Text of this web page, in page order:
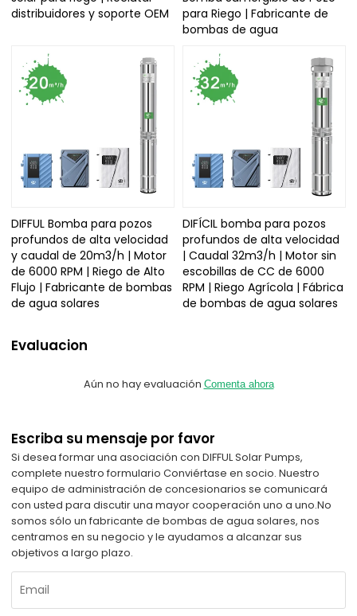
distribuidores y soporte OEM
para Riego | Fabricante de
bombas de agua
DIFFUL Bomba para pozos
profundos de alta velocidad
y caudal de 20m3/h | Motor
de 6000 RPM | Riego de Alto
Flujo | Fabricante de bombas
de agua solares
DIFÍCIL bomba para pozos
profundos de alta velocidad
| Caudal 32m3/h | Motor sin
escobillas de CC de 6000
RPM | Riego Agrícola | Fábrica
de bombas de agua solares
Evaluacion
Aún no hay evaluación Comenta ahora
Escriba su mensaje por favor
Si desea formar una asociación con DIFFUL Solar Pumps,
complete nuestro formulario Conviértase en socio. Nuestro
equipo de administración de concesionarios se comunicará
con usted para discutir una mayor cooperación uno a uno.No
somos sólo un fabricante de bombas de agua solares, nos
centramos en su negocio y le ayudamos a alcanzar sus
objetivos a largo plazo.